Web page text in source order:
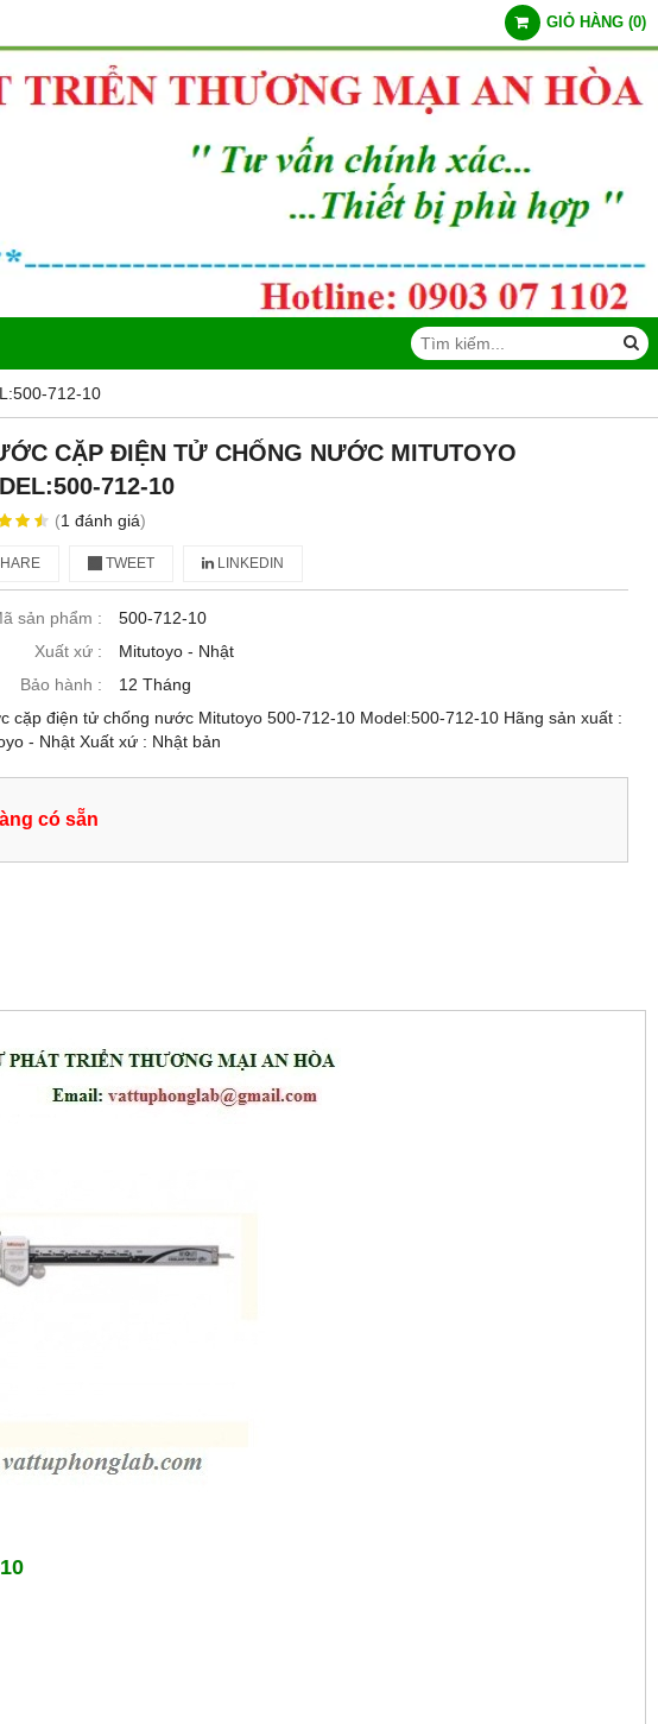
GIỎ HÀNG (0)
712-10
CẶP ĐIỆN TỬ CHỐNG NƯỚC MITUTOYO
712-10
(1đánh giá)
TWEET LINKEDIN
sản phẩm :
500-712-10
Xuất xứ :
Mitutoyo - Nhật
Bảo hành :
12 Tháng
cặp điện tử chống nước Mitutoyo 500-712-10 Model:500-712-10 Hãng sản xuất :
- Nhật Xuất xứ : Nhật bản
có sẵn